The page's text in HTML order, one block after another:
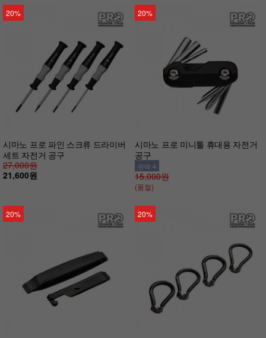
20%
시마노 프로 파인 스크류 드라이버
세트 자전거 공구
27,000원
21,600원
20%
시마노 프로 미니툴 휴대용 자전거
공구
판매 4
15,000원
(품절)
20% 20%